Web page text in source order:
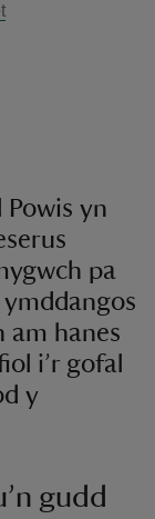
Powis yn
pa
am hanes
i’r gofal
y
gudd